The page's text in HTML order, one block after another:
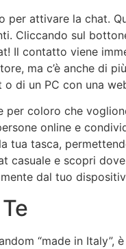
attivare la chat.
Cliccando sul
Il contatto viene
ma c’è anche di
di un PC con una
coloro che
online e
tasca,
casuale e scopri
dal tuo
“made in